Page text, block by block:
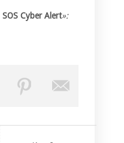
SOS Cyber Alert»: